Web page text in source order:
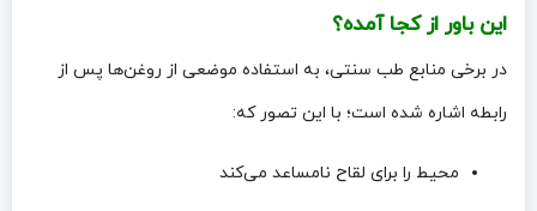
این باور از کجا آمده؟
در برخی منابع طب سنتی، به استفاده موضعی از روغن‌ها پس از
رابطه اشاره شده است؛ با این تصور که:
محیط را برای لقاح نامساعد می‌کند